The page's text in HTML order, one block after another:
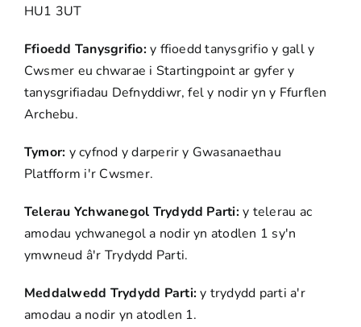
HU1 3UT
Ffioedd Tanysgrifio:y ffioedd tanysgrifio y gall y
Cwsmer eu chwarae i Startingpoint ar gyfer y
tanysgrifiadau Defnyddiwr, fel y nodir yn y Ffurflen
Archebu.
Tymor: y cyfnod y darperir y Gwasanaethau
Platfform i'r Cwsmer.
Telerau Ychwanegol Trydydd Parti:y telerau ac
amodau ychwanegol a nodir yn atodlen 1 sy'n
ymwneud â'r Trydydd Parti.
Meddalwedd Trydydd Parti:y trydydd parti a'r
amodau a nodir yn atodlen 1.